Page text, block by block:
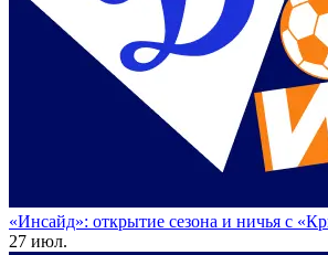
«Инсайд»: открытие сезона и ничья с
27 июл.